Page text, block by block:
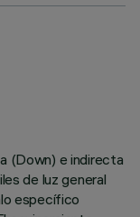
(Down) e indirecta
de luz general
específico